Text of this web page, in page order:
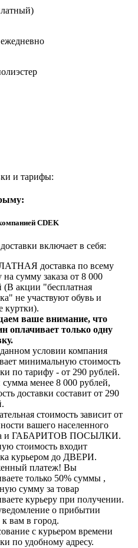
и тарифы:
CDEK
включает в себя:
доставка по всему
сумму заказа от 8 000
(В акции "бесплатная
не участвуют обувь и
куртки).
ваше внимание, что
оплачивает только одну
условии компания
минимальную стоимость
по тарифу - от 290 рублей.
менее 8 000 рублей,
доставки составит от 290
стоимость зависит от
вашего населенного
и ГАБАРИТОВ ПОСЫЛКИ.
стоимость входит
курьером до ДВЕРИ.
платеж! Вы
только 50% суммы ,
сумму за товар
курьеру при получении.
о прибытии
к вам в город.
с курьером времени
по удобному адресу.